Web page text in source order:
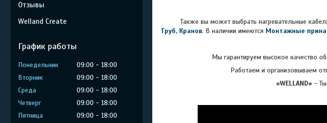
Также вы может выбрать нагревательные
Труб, Кранов. В наличии имеются Монтажные
Мы гарантируем высокое качество
Работаем и организовываем
«WELLAND»-
Отзывы
Welland Create
График работы
Понедельник 09:00
18:00
Вторник
09:00
18:00
Среда
09:00
18:00
Четверг
09:00
18:00
Пятница
09:00
18:00